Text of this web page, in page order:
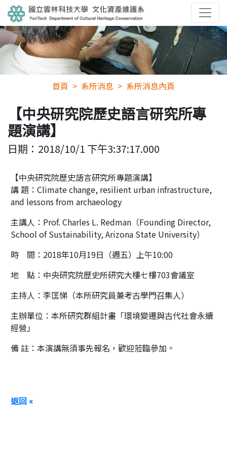
首頁 系所消息 系所消息內頁
【中央研究院歷史語言研究所專
題演講】
日期： 2018/10/1 下午3:37:17.000
【中央研究院歷史語言研究所專題演講】
講 題：Climate change, resilient urban infrastructure,
and lessons from archaeology
主講人：Prof. Charles L. Redman（Founding Director,
School of Sustainability, Arizona State University）
時 間：2018年10月19日（週五）上午10:00
地 點：中央研究院歷史所研究大樓七樓703會議室
主持人：李匡悌（本所研究員兼考古學門召集人）
主辦單位：本所研究群組計畫「環境變遷與古代社會永續
經營」
備 註：本演講無須事先報名，歡迎蒞臨參加。
返回 «